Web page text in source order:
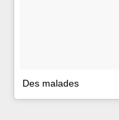
Des malades